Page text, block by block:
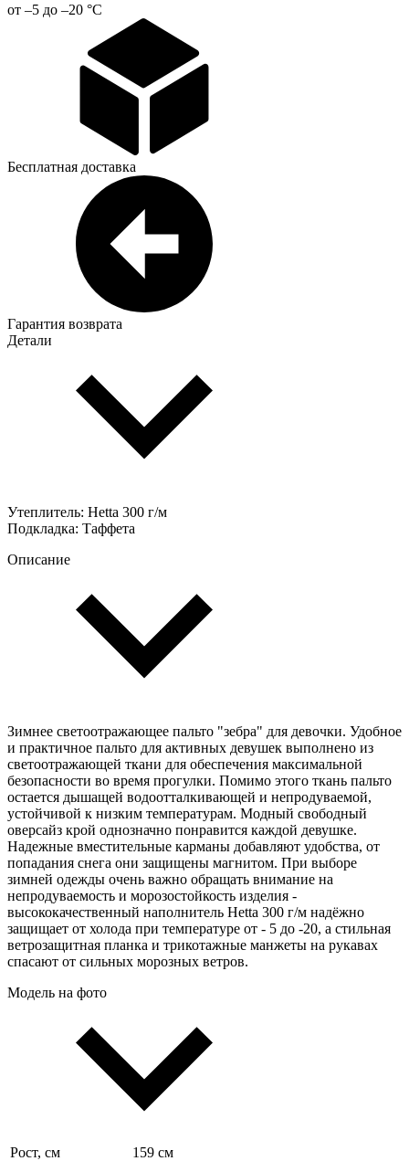
от –5 до –20 °С
Бесплатная доставка
Гарантия возврата
Детали
Утеплитель: Hetta 300 г/м
Подкладка: Таффета
Описание
Зимнее светоотражающее пальто "зебра" для девочки. Удобное
и практичное пальто для активных девушек выполнено из
светоотражающей ткани для обеспечения максимальной
безопасности во время прогулки. Помимо этого ткань пальто
остается дышащей водоотталкивающей и непродуваемой,
устойчивой к низким температурам. Модный свободный
оверсайз крой однозначно понравится каждой девушке.
Надежные вместительные карманы добавляют удобства, от
попадания снега они защищены магнитом. При выборе
зимней одежды очень важно обращать внимание на
непродуваемость и морозостойкость изделия -
высококачественный наполнитель Hetta 300 г/м надёжно
защищает от холода при температуре от - 5 до -20, а стильная
ветрозащитная планка и трикотажные манжеты на рукавах
спасают от сильных морозных ветров.
Модель на фото
Рост, см 159 см